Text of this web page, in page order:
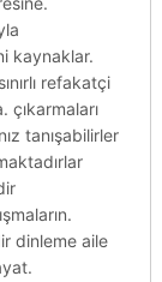
kaynaklar.
refakatçi
çıkarmaları
tanışabilirler
dinleme aile